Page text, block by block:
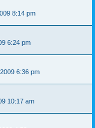
8:14 pm
6:24 pm
6:36 pm
10:17 am